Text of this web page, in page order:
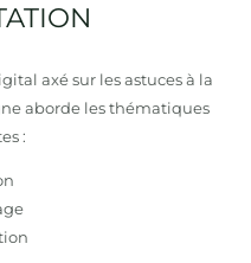
axé sur les astuces à la
aborde les thématiques
: